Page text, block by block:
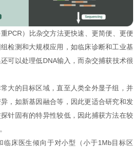
PCR）比杂交方法更快速、更简便、更便
检测和大规模应用，如临床诊断和工业基
可以处理低DNA输入，而杂交捕获技术很
大的目标区域，直至人类全外显子组，并
，如新基因融合等，因此更适合研究和发
针固有的特异性较低，因此捕获方法在较
临床医生倾向于对小型（小于1Mb目标区